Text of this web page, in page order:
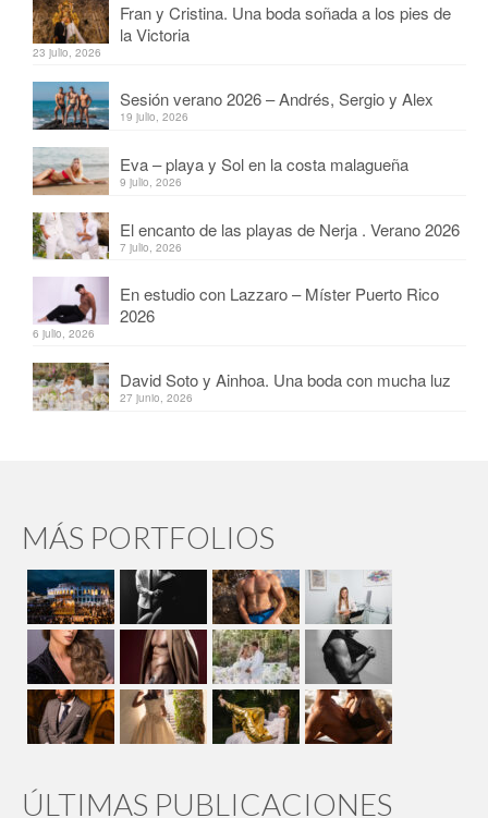
Fran y Cristina. Una boda soñada a los pies de
la Victoria
23 julio, 2026
Sesión verano 2026 – Andrés, Sergio y Alex
19 julio, 2026
Eva – playa y Sol en la costa malagueña
9 julio, 2026
El encanto de las playas de Nerja . Verano 2026
7 julio, 2026
En estudio con Lazzaro – Míster Puerto Rico
2026
6 julio, 2026
David Soto y Ainhoa. Una boda con mucha luz
27 junio, 2026
MÁS PORTFOLIOS
ÚLTIMAS PUBLICACIONES